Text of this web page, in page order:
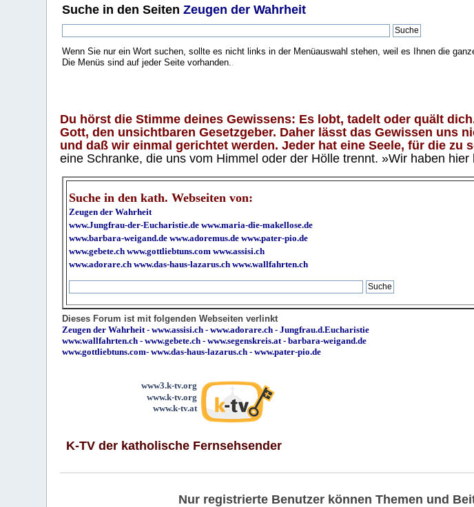
Suche in den SeitenZeugen der Wahrheit
Wenn Sie nur ein Wort suchen, sollte es nicht links in der Menüauswahl stehen, weil es Ihnen die
Die Menüs sind auf jeder Seite vorhanden.
Du hörst die Stimme deines Gewissens: Es lobt, tadelt oder quält
Gott, den unsichtbaren Gesetzgeber. Daher lässt das Gewissen uns
und daß wir einmal gerichtet werden. Jeder hat eine Seele, für die zu
eine Schranke, die uns vom Himmel oder der Hölle trennt. »Wir haben
Suche in den kath. Webseiten von:
Zeugen der Wahrheit
www.Jungfrau-der-Eucharistie.de www.maria-die-makellose.de
www.barbara-weigand.de www.adoremus.de www.pater-pio.de
www.gebete.ch www.gottliebtuns.com www.assisi.ch
www.adorare.ch www.das-haus-lazarus.ch www.wallfahrten.ch
Dieses Forum ist mit folgenden Webseiten verlinkt
Zeugen der Wahrheit -www.assisi.ch -www.adorare.ch -Jungfrau.d.Eucharistie
www.wallfahrten.ch -www.gebete.ch -www.segenskreis.at -barbara-weigand.de
www.gottliebtuns.com-www.das-haus-lazarus.ch - www.pater-pio.de
www3.k-tv.org
www.k-tv.org
www.k-tv.at
K-TV der katholische Fernsehsender
Nur registrierte Benutzer können Themen und